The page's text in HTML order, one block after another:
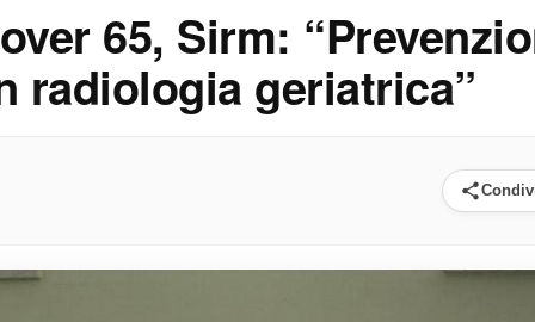
65, Sirm:
radiologia geriatrica”